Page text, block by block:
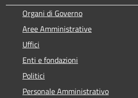
Organi di Governo
Aree Amministrative
Uffici
Enti e fondazioni
Politici
Personale Amministrativo